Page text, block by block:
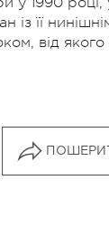
із її
від